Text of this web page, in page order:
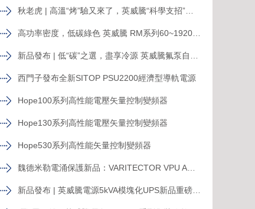
西門子發布全新SITOP PSU2200經濟型導軌電源
Hope100系列高性能電壓矢量控制變頻器
Hope130系列高性能電壓矢量控制變頻器
Hope530系列高性能矢量控制變頻器